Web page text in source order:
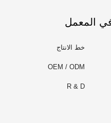
المعمل
خط الانتاج
OEM / ODM
R & D